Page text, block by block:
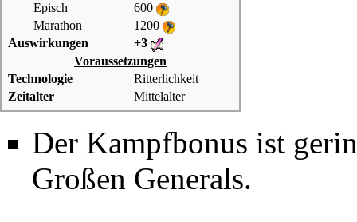
Episch
600
Marathon
1200
Auswirkungen
+3
Voraussetzungen
Technologie
Ritterlichkeit
Zeitalter
Mittelalter
Der Kampfbonus ist
Großen Generals.